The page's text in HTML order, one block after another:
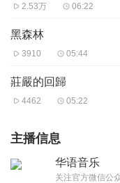
2.53万 06:22
黑森林
3910 05:44
莊嚴的回歸
4462 05:22
主播信息
华语音乐